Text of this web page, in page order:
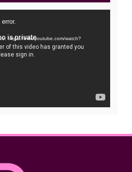
https://www.youtube.com/watch?